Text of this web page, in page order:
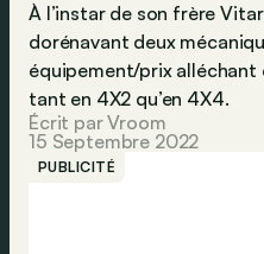
À l’instar de son frère
dorénavant deux
équipement/prix alléchant
tant en 4X2 qu’en 4X4.
Écrit par Vroom
15 Septembre 2022
PUBLICITÉ